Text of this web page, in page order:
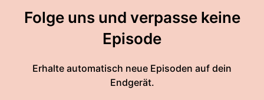
Folge uns und verpasse keine
Episode
Erhalte automatisch neue Episoden auf dein
Endgerät.